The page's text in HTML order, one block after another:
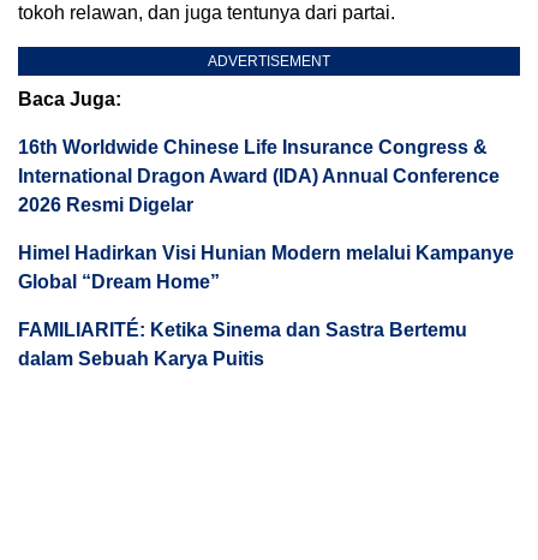
tokoh relawan, dan juga tentunya dari partai.
ADVERTISEMENT
Baca Juga:
16th Worldwide Chinese Life Insurance Congress &
International Dragon Award (IDA) Annual Conference
2026 Resmi Digelar
Himel Hadirkan Visi Hunian Modern melalui Kampanye
Global “Dream Home”
FAMILIARITÉ: Ketika Sinema dan Sastra Bertemu
dalam Sebuah Karya Puitis